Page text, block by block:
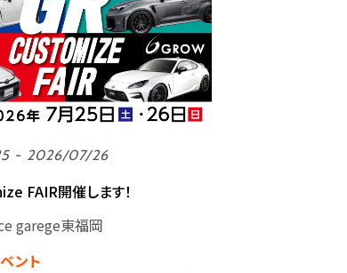
- 2026/07/26
FAIR開催します！
garege東福岡
ント